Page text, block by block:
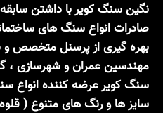
نگین سنگ کویر با داشتن سابقه
صادرات انواع سنگ های
بهره گیری از پرسنل متخصص و
مهندسین عمران و شهرسازی ،
سنگ کویر عرضه کننده انواع
سایز ها و رنگ های متنوع (